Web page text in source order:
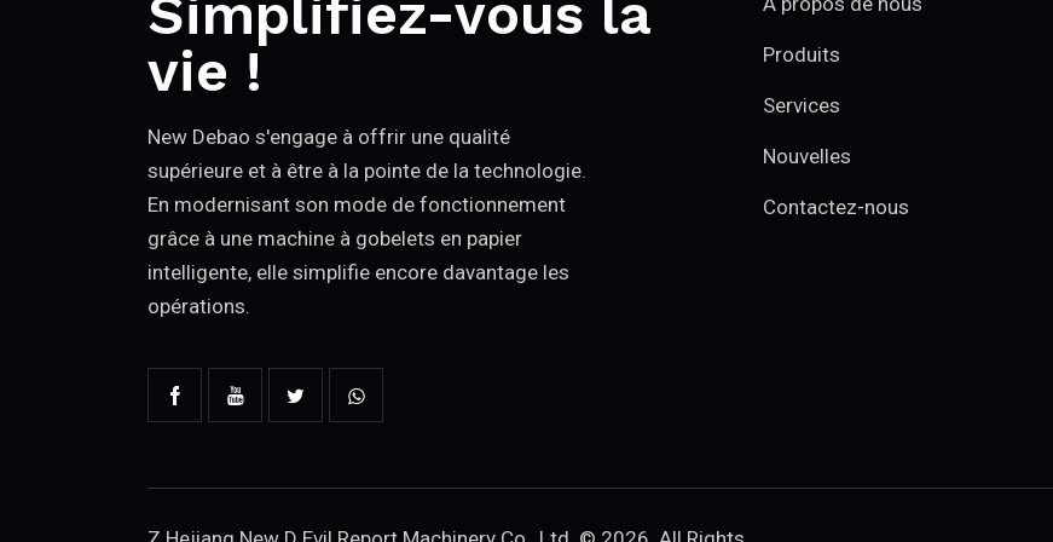
Simplifiez-vous la
vie !
New Debao s'engage à offrir une qualité
supérieure et à être à la pointe de la technologie.
En modernisant son mode de fonctionnement
grâce à une machine à gobelets en papier
intelligente, elle simplifie encore davantage les
opérations.
Produits
Services
Nouvelles
Contactez-nous